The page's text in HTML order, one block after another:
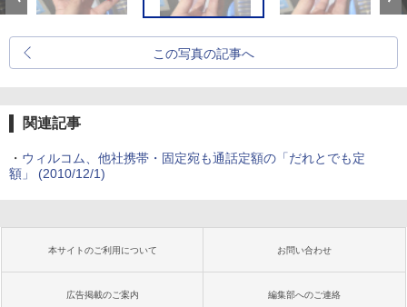
この写真の記事へ
関連記事
・ ウィルコム、他社携帯・固定宛も通話定額の「だれとでも定
額」
(2010/12/1)
本サイトのご利用について お問い合わせ
広告掲載のご案内 編集部へのご連絡